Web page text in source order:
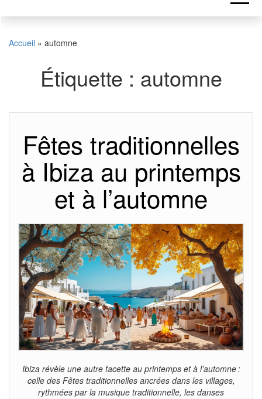
Accueil » automne
Étiquette : automne
Fêtes traditionnelles
à Ibiza au printemps
et à l’automne
Ibiza révèle une autre facette au printemps et à l’automne :
celle des Fêtes traditionnelles ancrées dans les villages,
rythmées par la musique traditionnelle, les danses